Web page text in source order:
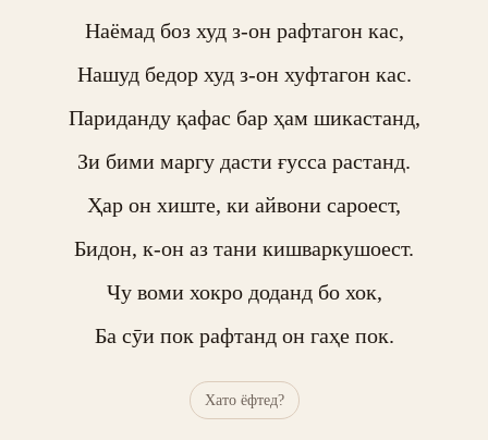
Наёмад боз худ з-он рафтагон кас,
Нашуд бедор худ з-он хуфтагон кас.
Париданду қафас бар ҳам шикастанд,
Зи бими маргу дасти ғусса растанд.
Ҳар он хиште, ки айвони сароест,
Бидон, к-он аз тани кишваркушоест.
Чу воми хокро доданд бо хок,
Ба сӯи пок рафтанд он гаҳе пок.
Хато ёфтед?